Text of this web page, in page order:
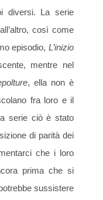
diversi. La serie
così come
episodio, L’inizio
mentre nel
, ella non è
fra loro e il
serie ciò è stato
di parità dei
che i loro
prima che si
sussistere